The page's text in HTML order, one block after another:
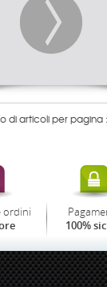
di articoli per pagina
ordini
100%